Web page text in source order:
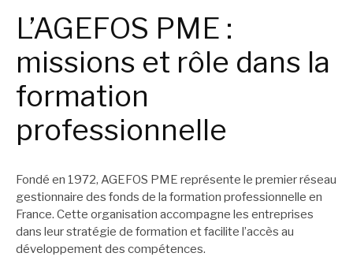
L’AGEFOS PME :
missions et rôle dans la
formation
professionnelle
Fondé en 1972, AGEFOS PME représente le premier réseau
gestionnaire des fonds de la formation professionnelle en
France. Cette organisation accompagne les entreprises
dans leur stratégie de formation et facilite l’accès au
développement des compétences.